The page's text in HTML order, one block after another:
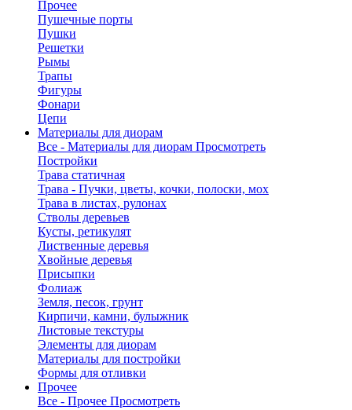
Прочее
Пушечные порты
Пушки
Решетки
Рымы
Трапы
Фигуры
Фонари
Цепи
Материалы для диорам
Все - Материалы для диорам Просмотреть
Постройки
Трава статичная
Трава - Пучки, цветы, кочки, полоски, мох
Трава в листах, рулонах
Стволы деревьев
Кусты, ретикулят
Лиственные деревья
Хвойные деревья
Присыпки
Фолиаж
Земля, песок, грунт
Кирпичи, камни, булыжник
Листовые текстуры
Элементы для диорам
Материалы для постройки
Формы для отливки
Прочее
Все - Прочее Просмотреть